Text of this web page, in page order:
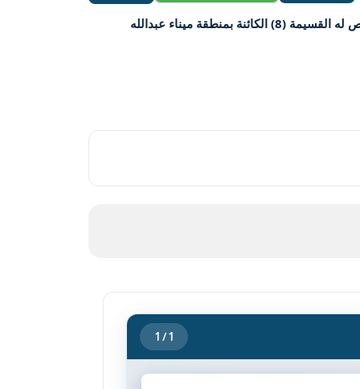
قرار رقم 109 لسنة 2024 — الهيئة العامة للصناعة — بشأن توقيع جزاء اداري انذار السيد / غازي سالم ضيف الله العتيبي المخصص له القسيمة (8) الكائنة بمنطقة ميناء عبدالله
1 / 1